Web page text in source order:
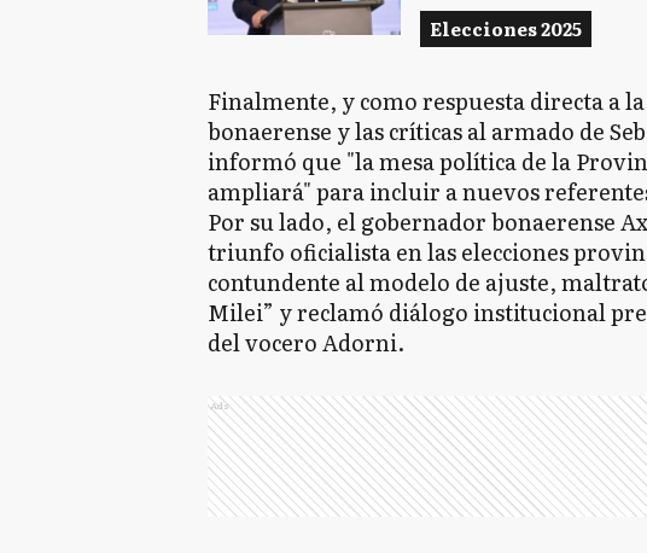
Elecciones 2025
Finalmente, y como respuesta directa a
bonaerense y las críticas al armado de
informó que "la mesa política de la
ampliará" para incluir a nuevos
Por su lado, el gobernador bonaerense
triunfo oficialista en las elecciones
contundente al modelo de ajuste,
Milei” y reclamó diálogo institucional
del vocero Adorni.
Ads